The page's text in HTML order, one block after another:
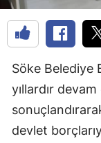
Söke Belediye
yıllardır
devlet